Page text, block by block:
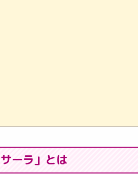
サーラ」とは